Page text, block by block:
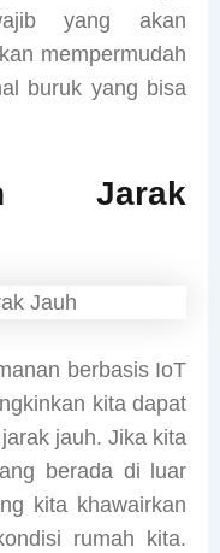
yang akan
mempermudah
buruk yang bisa
Jarak
berbasis IoT
kita dapat
jauh. Jika kita
berada di luar
kita khawairkan
rumah kita.